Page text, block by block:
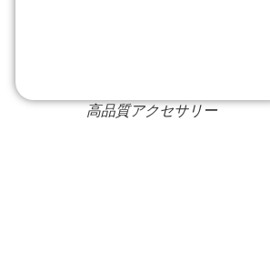
高品質アクセサリー